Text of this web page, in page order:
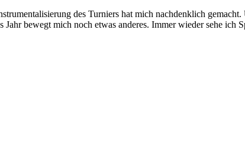
des Turniers hat mich nachdenklich
bewegt mich noch etwas anderes. Immer wieder sehe ich